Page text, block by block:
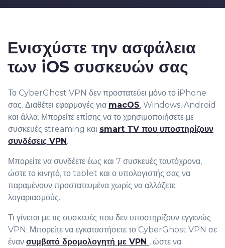
Ενισχύστε την ασφάλεια
των iOS συσκευών σας
Το CyberGhost VPN δεν προστατεύει μόνο το iPhone
σας. Διαθέτει εφαρμογές για macOS, Windows, Android
και άλλα. Μπορείτε επίσης να το χρησιμοποιήσετε με
συσκευές streaming και smart TV που υποστηρίζουν
συνδέσεις VPN.
Μπορείτε να συνδέετε έως και 7 συσκευές ταυτόχρονα,
ώστε το κινητό, το tablet και ο υπολογιστής σας να
παραμένουν προστατευμένα χωρίς να αλλάζετε
λογαριασμούς.
Τι γίνεται με τις συσκευές που δεν υποστηρίζουν εγγενώς
VPN; Μπορείτε να εγκαταστήσετε το CyberGhost VPN σε
έναν συμβατό δρομολογητή με VPN , ώστε να